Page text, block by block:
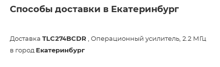
Способы доставки в Екатеринбург
Доставка TLC274BCDR , Операционный усилитель, 2.2 МГц
в город Екатеринбург